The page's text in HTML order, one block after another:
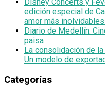
edición especial de
amor más
Diario de Medellín:
paisa
La consolidación de la
Un modelo de
Categorías